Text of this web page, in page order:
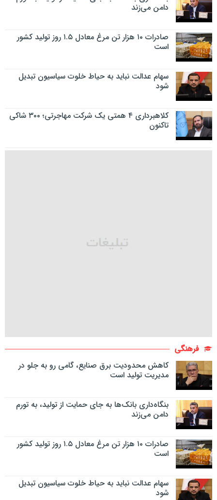
دامن می‌زند
صادرات ۱۰ هزار تن مرغ معادل ۱.۵ روز تولید کشور
است
سهام عدالت نباید به حیاط خلوت سیاسیون تبدیل
شود
کلاهبرداری ۴ همتی یک شرکت مهاجرتی؛ ۳۰۰ شاکی
تاکنون
فرهنگی
کاهش محدودیت برق صنایع، گامی رو به جلو در
مدیریت تولید است
بنگاه‌داری بانک‌ها به جای حمایت از تولید، به تورم
دامن می‌زند
صادرات ۱۰ هزار تن مرغ معادل ۱.۵ روز تولید کشور
است
سهام عدالت نباید به حیاط خلوت سیاسیون تبدیل
شود